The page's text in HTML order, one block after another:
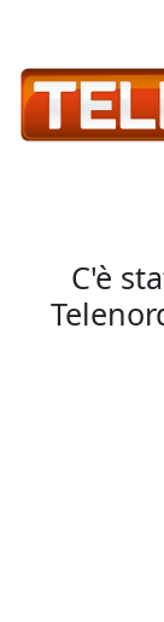
C'è